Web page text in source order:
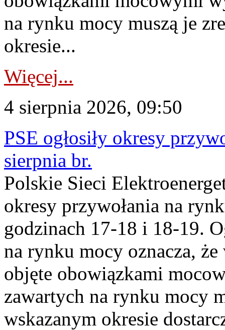
na rynku mocy muszą je
okresie...
Więcej...
4 sierpnia 2026, 09:50
PSE ogłosiły okresy
sierpnia br.
Polskie Sieci
okresy przywołania na
godzinach 17-18 i 18-19.
na rynku mocy oznacza,
objęte obowiązkami
zawartych na rynku mocy
wskazanym okresie